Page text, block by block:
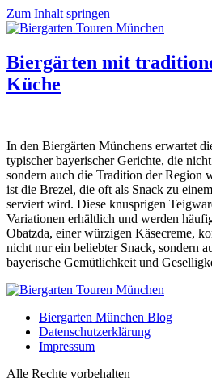
Zum Inhalt springen
Biergärten mit
Küche
In den Biergärten Münchens erwartet
typischer bayerischer Gerichte, die
sondern auch die Tradition der Region
ist die Brezel, die oft als Snack zu
serviert wird. Diese knusprigen
Variationen erhältlich und werden
Obatzda, einer würzigen Käsecreme,
nicht nur ein beliebter Snack, sondern
bayerische Gemütlichkeit und
Biergarten München Blog
Datenschutzerklärung
Impressum
Alle Rechte vorbehalten